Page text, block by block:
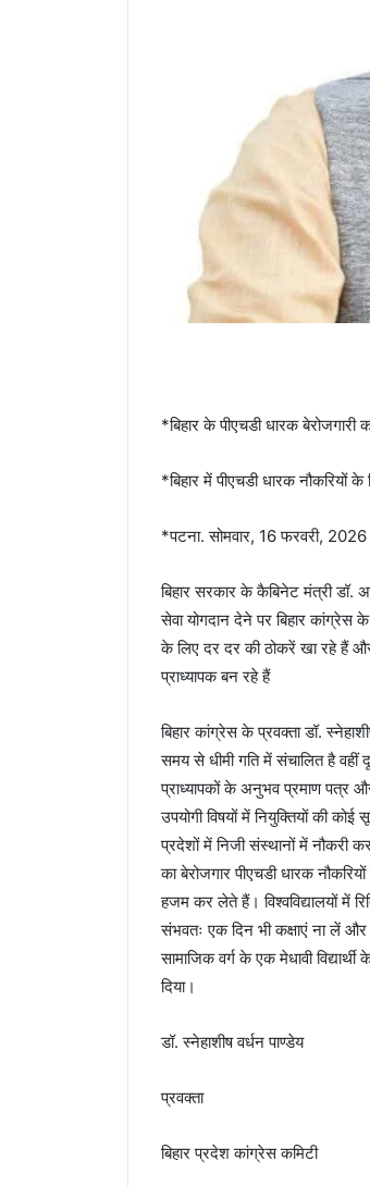
*बिहार के पीएचडी धारक
*बिहार में पीएचडी धारक
*पटना. सोमवार, 16 फरवरी, 2026
बिहार सरकार के कैबिनेट मंत्री डॉ.
सेवा योगदान देने पर बिहार कांग्रेस
के लिए दर दर की ठोकरें खा रहे हैं
प्राध्यापक बन रहे हैं
बिहार कांग्रेस के प्रवक्ता डॉ.
समय से धीमी गति में संचालित है वहीं
प्राध्यापकों के अनुभव प्रमाण पत्र
उपयोगी विषयों में नियुक्तियों की
प्रदेशों में निजी संस्थानों में नौकरी
का बेरोजगार पीएचडी धारक
हजम कर लेते हैं। विश्वविद्यालयों में
संभवतः एक दिन भी कक्षाएं ना लें और
सामाजिक वर्ग के एक मेधावी
दिया।
डॉ. स्नेहाशीष वर्धन पाण्डेय
प्रवक्ता
बिहार प्रदेश कांग्रेस कमिटी